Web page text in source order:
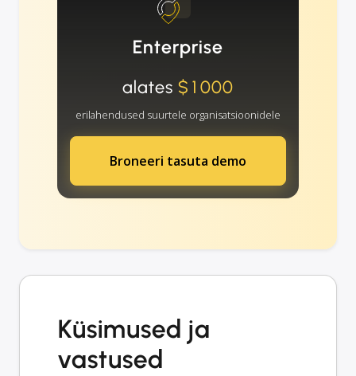
Enterprise
alates $1000
erilahendused suurtele organisatsioonidele
Broneeri tasuta demo
Küsimused ja
vastused